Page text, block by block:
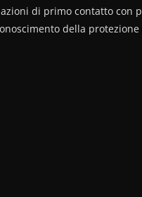
di primo contatto con
della